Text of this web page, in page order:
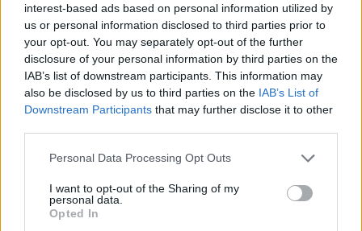
interest-based ads based on personal information utilized by
us or personal information disclosed to third parties prior to
your opt-out. You may separately opt-out of the further
disclosure of your personal information by third parties on the
IAB’s list of downstream participants. This information may
also be disclosed by us to third parties on the IAB’s List of
Downstream Participants that may further disclose it to other
Please note that this website/app uses one or more Google
not limited to your visit or usage behaviour. You may click to
grant or deny consent to Google and its third-party tags to
use your data for below specified purposes in below Google
Personal Data Processing Opt Outs
I want to opt-out of the Sharing of my
personal data.
Opted In
Kolumbijski temperament Bawcie się ze mną
01 czerwca 2026